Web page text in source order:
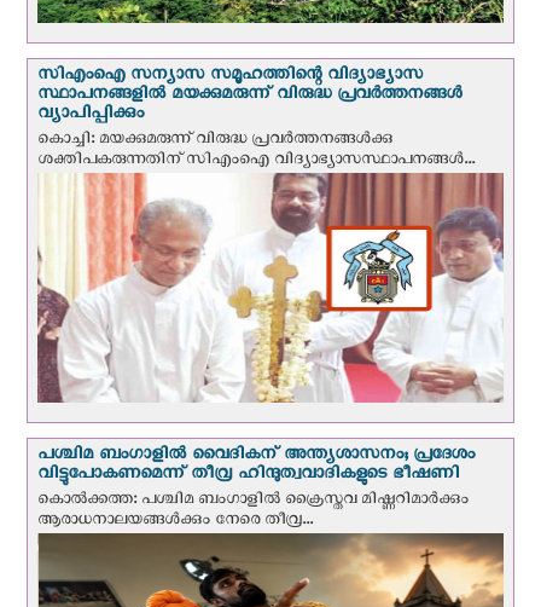
സി‌എം‌ഐ സന്യാസ സമൂഹത്തിന്റെ വിദ്യാഭ്യാസ
സ്ഥാപനങ്ങളില്‍ മയക്കുമരുന്ന് വിരുദ്ധ പ്രവർത്തനങ്ങൾ
വ്യാപിപ്പിക്കും
കൊച്ചി: മയക്കുമരുന്ന് വിരുദ്ധ പ്രവർത്തനങ്ങൾക്കു
ശക്തിപകരുന്നതിന് സിഎംഐ വിദ്യാഭ്യാസസ്ഥാപനങ്ങൾ...
പശ്ചിമ ബംഗാളിൽ വൈദികന് അന്ത്യശാസനം; പ്രദേശം
വിട്ടുപോകണമെന്ന് തീവ്ര ഹിന്ദുത്വവാദികളുടെ ഭീഷണി
കൊല്‍ക്കത്ത: പശ്ചിമ ബംഗാളിൽ ക്രൈസ്തവ മിഷ്ണറിമാർക്കും
ആരാധനാലയങ്ങൾക്കും നേരെ തീവ്ര...